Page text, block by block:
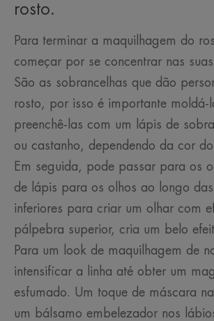
rosto.
Para terminar a maquilhagem do
começar por se concentrar nas
São as sobrancelhas que dão
rosto, por isso é importante moldá-
preenchê-las com um lápis de
ou castanho, dependendo da cor
Em seguida, pode passar para os
de lápis para os olhos ao longo
inferiores para criar um olhar com
pálpebra superior, cria um belo
Para um look de maquilhagem de
intensificar a linha até obter um
esfumado. Um toque de máscara
um bálsamo embelezador nos